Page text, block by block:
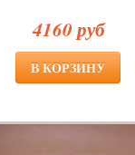
4160 руб